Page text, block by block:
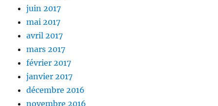
juin 2017
mai 2017
avril 2017
mars 2017
février 2017
janvier 2017
décembre 2016
novembre 2016